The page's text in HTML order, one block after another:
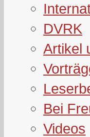
DVRK
Artikel
Bei
Videos